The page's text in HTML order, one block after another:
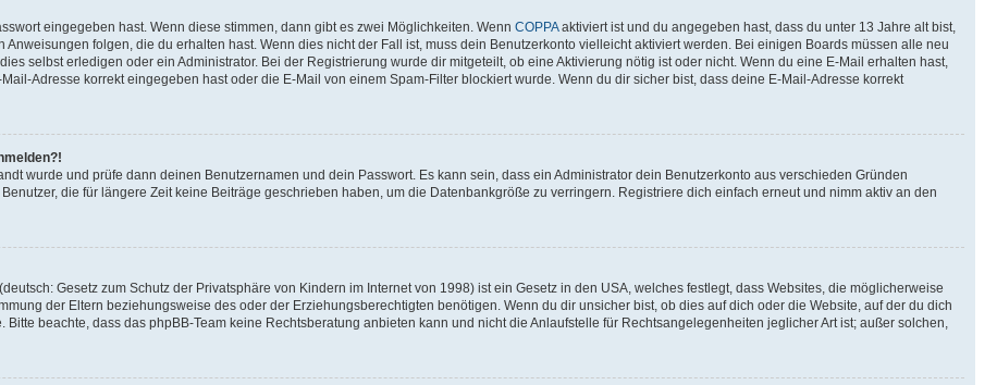
eingegeben hast. Wenn diese stimmen, dann gibt es zwei Möglichkeiten. Wenn COPPAaktiviert ist und du angegeben hast, dass du unter 13 Jahre alt bist,
folgen, die du erhalten hast. Wenn dies nicht der Fall ist, muss dein Benutzerkonto vielleicht aktiviert werden. Bei einigen Boards müssen alle neu
selbst erledigen oder ein Administrator. Bei der Registrierung wurde dir mitgeteilt, ob eine Aktivierung nötig ist oder nicht. Wenn du eine E-Mail erhalten hast,
Adresse korrekt eingegeben hast oder die E-Mail von einem Spam-Filter blockiert wurde. Wenn du dir sicher bist, dass deine E-Mail-Adresse korrekt
wurde und prüfe dann deinen Benutzernamen und dein Passwort. Es kann sein, dass ein Administrator dein Benutzerkonto aus verschieden Gründen
die für längere Zeit keine Beiträge geschrieben haben, um die Datenbankgröße zu verringern. Registriere dich einfach erneut und nimm aktiv an den
Gesetz zum Schutz der Privatsphäre von Kindern im Internet von 1998) ist ein Gesetz in den USA, welches festlegt, dass Websites, die möglicherweise
der Eltern beziehungsweise des oder der Erziehungsberechtigten benötigen. Wenn du dir unsicher bist, ob dies auf dich oder die Website, auf der du dich
beachte, dass das phpBB-Team keine Rechtsberatung anbieten kann und nicht die Anlaufstelle für Rechtsangelegenheiten jeglicher Art ist; außer solchen,